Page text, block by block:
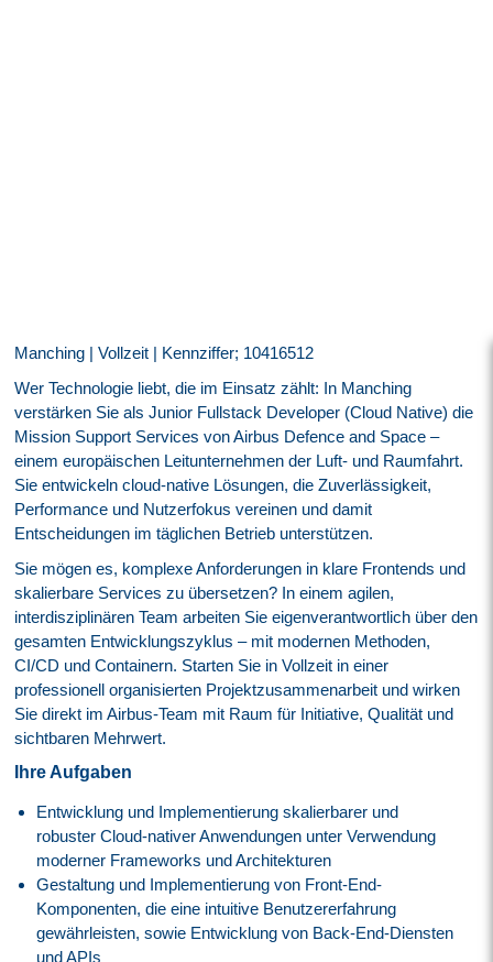
Manching | Vollzeit | Kennziffer; 10416512
Wer Technologie liebt, die im Einsatz zählt: In Manching
verstärken Sie als Junior Fullstack Developer (Cloud Native) die
Mission Support Services von Airbus Defence and Space –
einem europäischen Leitunternehmen der Luft- und Raumfahrt.
Sie entwickeln cloud-native Lösungen, die Zuverlässigkeit,
Performance und Nutzerfokus vereinen und damit
Entscheidungen im täglichen Betrieb unterstützen.
Sie mögen es, komplexe Anforderungen in klare Frontends und
skalierbare Services zu übersetzen? In einem agilen,
interdisziplinären Team arbeiten Sie eigenverantwortlich über den
gesamten Entwicklungszyklus – mit modernen Methoden,
CI/CD und Containern. Starten Sie in Vollzeit in einer
professionell organisierten Projektzusammenarbeit und wirken
Sie direkt im Airbus-Team mit Raum für Initiative, Qualität und
sichtbaren Mehrwert.
Ihre Aufgaben
Entwicklung und Implementierung skalierbarer und
robuster Cloud-nativer Anwendungen unter Verwendung
moderner Frameworks und Architekturen
Gestaltung und Implementierung von Front-End-
Komponenten, die eine intuitive Benutzererfahrung
gewährleisten, sowie Entwicklung von Back-End-Diensten
und APIs